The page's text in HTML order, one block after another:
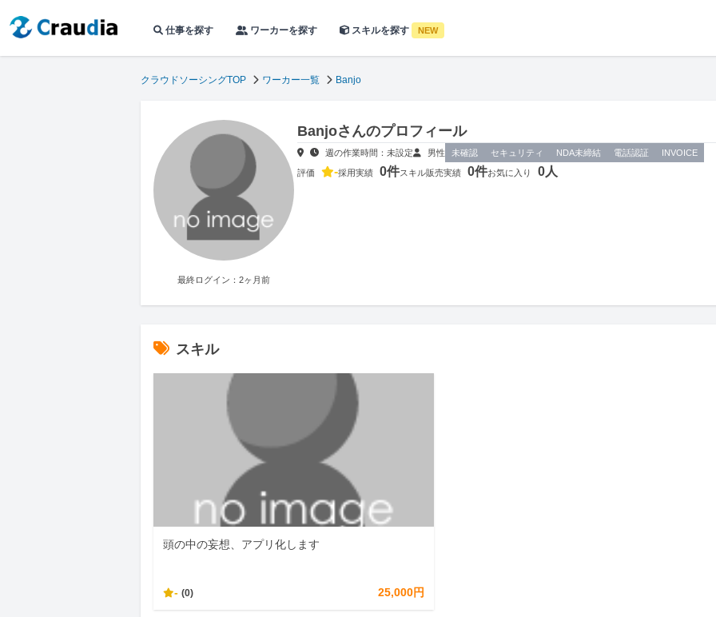
仕事を探す ワーカーを探す スキルを探す NEW
クラウドソーシングTOP ワーカー一覧 Banjo
最終ログイン：2ヶ月前
Banjoさんのプロフィール
週の作業時間：未設定 男性 未確認 セキュリティ NDA未締結 電話認証 INVOICE
評価 -採用実績 0件スキル販売実績 0件お気に入り 0人
スキル
頭の中の妄想、アプリ化します
- (0) 25,000円